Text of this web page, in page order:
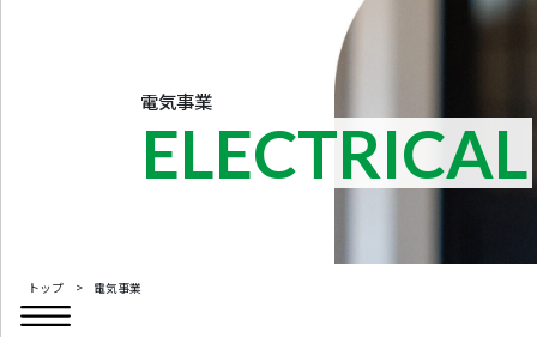
電気事業
ELECTRICAL
トップ > 電気事業